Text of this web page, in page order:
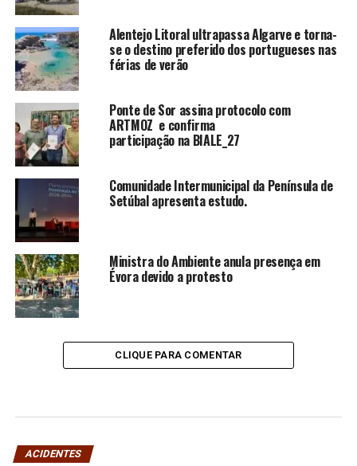
Alentejo Litoral ultrapassa Algarve e torna-
se o destino preferido dos portugueses nas
férias de verão
Ponte de Sor assina protocolo com
ARTMOZ e confirma
participação na BIALE_27
Comunidade Intermunicipal da Península de
Setúbal apresenta estudo.
Ministra do Ambiente anula presença em
Évora devido a protesto
CLIQUE PARA COMENTAR
ACIDENTES